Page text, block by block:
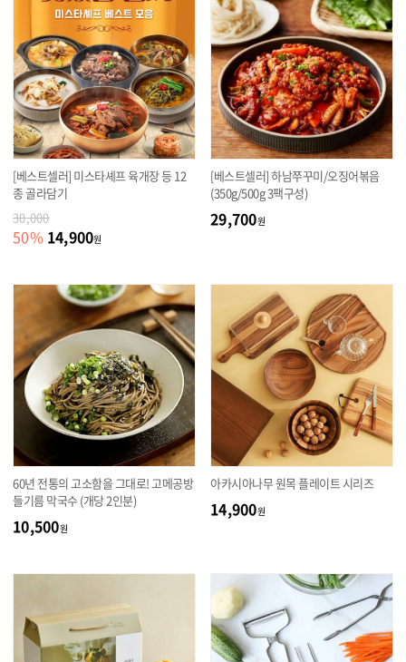
[베스트셀러] 미스타셰프 육개장 등 12
종 골라담기
30,000
50% 14,900원
[베스트셀러] 하남쭈꾸미/오징어볶음
(350g/500g 3팩구성)
29,700원
60년 전통의 고소함을 그대로! 고메공방
들기름 막국수 (개당 2인분)
10,500원
아카시아나무 원목 플레이트 시리즈
14,900원